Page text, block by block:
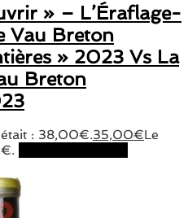
» – L’Éraflage-
Vau Breton
» 2023 Vs La
Breton
: 38,00€.35,00€Le